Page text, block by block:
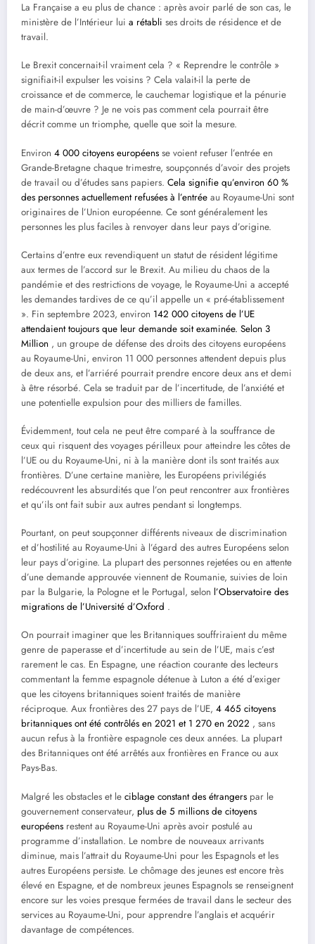
La Française a eu plus de chance : après avoir parlé de son cas, le
ministère de l’Intérieur lui a rétabli ses droits de résidence et de
travail.
Le Brexit concernait-il vraiment cela ? « Reprendre le contrôle »
signifiait-il expulser les voisins ? Cela valait-il la perte de
croissance et de commerce, le cauchemar logistique et la pénurie
de main-d’œuvre ? Je ne vois pas comment cela pourrait être
décrit comme un triomphe, quelle que soit la mesure.
Environ 4 000 citoyens européens se voient refuser l’entrée en
Grande-Bretagne chaque trimestre, soupçonnés d’avoir des projets
de travail ou d’études sans papiers. Cela signifie qu’environ 60 %
des personnes actuellement refusées à l’entrée au Royaume-Uni sont
originaires de l’Union européenne. Ce sont généralement les
personnes les plus faciles à renvoyer dans leur pays d’origine.
Certains d’entre eux revendiquent un statut de résident légitime
aux termes de l’accord sur le Brexit. Au milieu du chaos de la
pandémie et des restrictions de voyage, le Royaume-Uni a accepté
les demandes tardives de ce qu’il appelle un « pré-établissement
». Fin septembre 2023, environ 142 000 citoyens de l’UE
attendaient toujours que leur demande soit examinée. Selon 3
Million , un groupe de défense des droits des citoyens européens
au Royaume-Uni, environ 11 000 personnes attendent depuis plus
de deux ans, et l’arriéré pourrait prendre encore deux ans et demi
à être résorbé. Cela se traduit par de l’incertitude, de l’anxiété et
une potentielle expulsion pour des milliers de familles.
Évidemment, tout cela ne peut être comparé à la souffrance de
ceux qui risquent des voyages périlleux pour atteindre les côtes de
l’UE ou du Royaume-Uni, ni à la manière dont ils sont traités aux
frontières. D’une certaine manière, les Européens privilégiés
redécouvrent les absurdités que l’on peut rencontrer aux frontières
et qu’ils ont fait subir aux autres pendant si longtemps.
Pourtant, on peut soupçonner différents niveaux de discrimination
et d’hostilité au Royaume-Uni à l’égard des autres Européens selon
leur pays d’origine. La plupart des personnes rejetées ou en attente
d’une demande approuvée viennent de Roumanie, suivies de loin
par la Bulgarie, la Pologne et le Portugal, selon l’Observatoire des
migrations de l’Université d’Oxford .
On pourrait imaginer que les Britanniques souffriraient du même
genre de paperasse et d’incertitude au sein de l’UE, mais c’est
rarement le cas. En Espagne, une réaction courante des lecteurs
commentant la femme espagnole détenue à Luton a été d’exiger
que les citoyens britanniques soient traités de manière
réciproque. Aux frontières des 27 pays de l’UE, 4 465 citoyens
britanniques ont été contrôlés en 2021 et 1 270 en 2022 , sans
aucun refus à la frontière espagnole ces deux années. La plupart
des Britanniques ont été arrêtés aux frontières en France ou aux
Pays-Bas.
Malgré les obstacles et le ciblage constant des étrangers par le
gouvernement conservateur, plus de 5 millions de citoyens
européens restent au Royaume-Uni après avoir postulé au
programme d’installation. Le nombre de nouveaux arrivants
diminue, mais l’attrait du Royaume-Uni pour les Espagnols et les
autres Européens persiste. Le chômage des jeunes est encore très
élevé en Espagne, et de nombreux jeunes Espagnols se renseignent
encore sur les voies presque fermées de travail dans le secteur des
services au Royaume-Uni, pour apprendre l’anglais et acquérir
davantage de compétences.